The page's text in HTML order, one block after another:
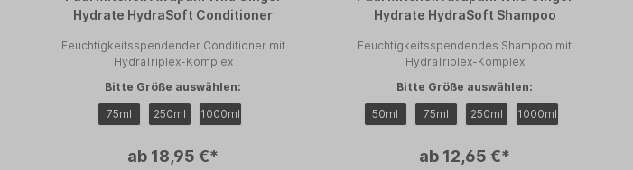
Hydrate HydraSoft Conditioner
Feuchtigkeitsspendender Conditioner mit
HydraTriplex-Komplex
Bitte Größe auswählen:
75ml
250ml 1000ml
ab 18,95 €*
Hydrate HydraSoft Shampoo
Feuchtigkeitsspendendes Shampoo mit
HydraTriplex-Komplex
Bitte Größe auswählen:
50ml
75ml 250ml 1000ml
ab 12,65 €*